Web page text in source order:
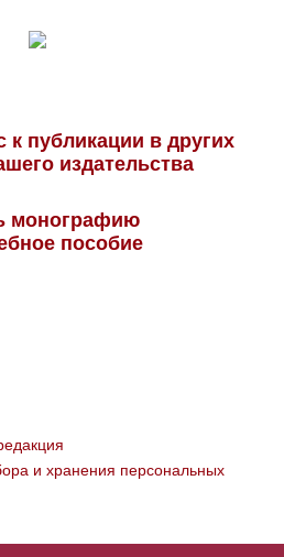
публикации в других
издательства
монографию
пособие
и хранения персональных